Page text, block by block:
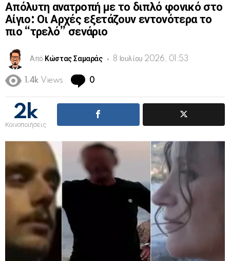
Απόλυτη ανατροπή με το διπλό φονικό στο
Αίγιο: Οι Αρχές εξετάζουν εντονότερα το
πιο “τρελό” σενάριο
Από Κώστας Σαμαράς 8 Ιουλίου 2026, 01:53
1.4k Views 0
2k
Κοινοποιήσεις